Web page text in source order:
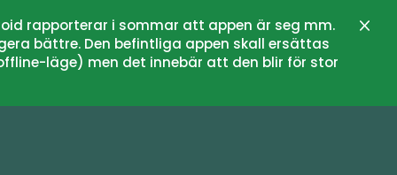
rapporterar i sommar att appen är seg mm.
bättre. Den befintliga appen skall ersättas
läge) men det innebär att den blir för stor